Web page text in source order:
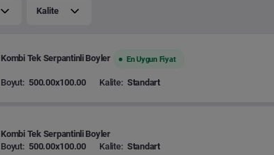
Kalite
Kombi Tek Serpantinli Boyler En Uygun Fiyat
Boyut: 500.00x100.00 Kalite: Standart
Kombi Tek Serpantinli Boyler
Boyut: 500.00x100.00 Kalite: Standart